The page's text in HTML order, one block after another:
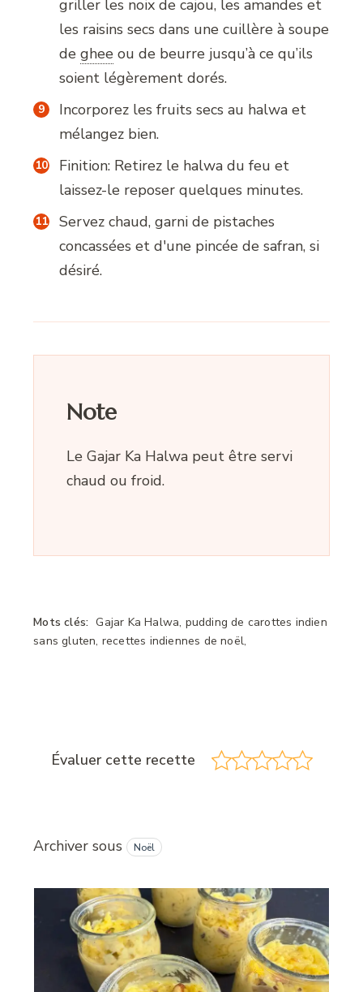
griller les noix de cajou, les amandes et
les raisins secs dans une cuillère à soupe
de ghee ou de beurre jusqu’à ce qu’ils
soient légèrement dorés.
Incorporez les fruits secs au halwa et
mélangez bien.
Finition: Retirez le halwa du feu et
laissez-le reposer quelques minutes.
Servez chaud, garni de pistaches
concassées et d'une pincée de safran, si
désiré.
Note
Le Gajar Ka Halwa peut être servi
chaud ou froid.
Mots clés: Gajar Ka Halwa, pudding de carottes indien
sans gluten, recettes indiennes de noël,
Évaluer cette recette
Archiver sous Noël